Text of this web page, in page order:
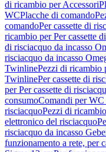
di ricambio per Accessori
WCPlacche di comando
comandoPer cassette di
ricambio per Per cassette
di risciacquo da incasso
risciacquo da incasso
TwinlinePezzi di ricambio
TwinlinePer cassette di
per Per cassette di
consumoComandi per WC
risciacquoPezzi di
elettronico del risciacquo
risciacquo da incasso
funzionamento a rete, per